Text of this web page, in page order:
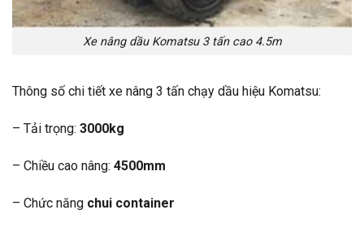
Xe nâng dầu Komatsu 3 tấn cao 4.5m
Thông số chi tiết xe nâng 3 tấn chạy dầu hiệu Komatsu:
– Tải trọng: 3000kg
– Chiều cao nâng: 4500mm
– Chức năng chui container